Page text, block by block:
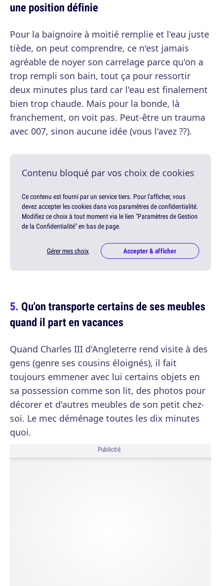
une position définie
Pour la baignoire à moitié remplie et l'eau juste
tiède, on peut comprendre, ce n'est jamais
agréable de noyer son carrelage parce qu'on a
trop rempli son bain, tout ça pour ressortir
deux minutes plus tard car l'eau est finalement
bien trop chaude. Mais pour la bonde, là
franchement, on voit pas. Peut-être un trauma
avec 007, sinon aucune idée (vous l'avez ??).
Contenu bloqué par vos choix de cookies
Ce contenu est fourni par un service tiers. Pour l'afficher, vous
devez accepter les cookies dans vos paramètres de confidentialité.
Modifiez ce choix à tout moment via le lien "Paramètres de Gestion
de la Confidentialité" en bas de page.
Gérer mes choix Accepter & afficher
Qu'on transporte certains de ses meubles
quand il part en vacances
Quand Charles III d'Angleterre rend visite à des
gens (genre ses cousins éloignés), il fait
toujours emmener avec lui certains objets en
sa possession comme son lit, des photos pour
décorer et d'autres meubles de son petit chez-
soi. Le mec déménage toutes les dix minutes
quoi.
Publicité